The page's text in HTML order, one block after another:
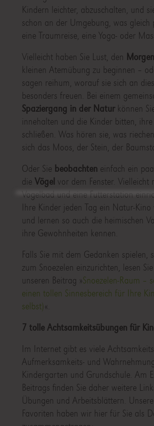
Kindern leichter, abzuschalten, und
schon an der Umgebung, was gleich
eine Traumreise, eine Yoga- oder
Vielleicht haben Sie Lust, den
kleinen Atemübung zu beginnen –
sagen reihum, worauf sie sich an
besonders freuen. Bei einem
Spaziergang in der Naturkönnen
innehalten und die Kinder bitten,
schließen. Was hören sie, was
sich das Moos, der Stein, der
Oder Sie beobachten einfach ein
die Vögel vor dem Fenster. Vielleicht
Vogelbad und eine Futterstation
Ihre Kinder jeden Tag ein Natur-
und lernen so auch die heimischen
ihre Gewohnheiten kennen.
Falls Sie mit dem Gedanken spielen,
zum Snoezelen einzurichten, lesen
unseren Beitrag »Snoezelen-Raum –
einen tollen Sinnesbereich für Ihre
selbst)«.
7 tolle Achtsamkeitsübungen für
Im Internet gibt es viele
Aufmerksamkeits- und
Kindergarten und Grundschule. Am
Beitrags finden Sie daher weitere
Übungen und Arbeitsblättern.
Favoriten haben wir hier für Sie als